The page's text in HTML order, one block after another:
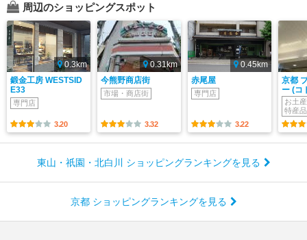
周辺のショッピングスポット
0.3km
鍛金工房 WESTSID
E33
専門店
3.20
0.31km
今熊野商店街
市場・商店街
3.32
0.45km
赤尾屋
専門店
3.22
京都
ー (コ
お土
特産品
東山・祇園・北白川 ショッピングランキングを見る
京都 ショッピングランキングを見る